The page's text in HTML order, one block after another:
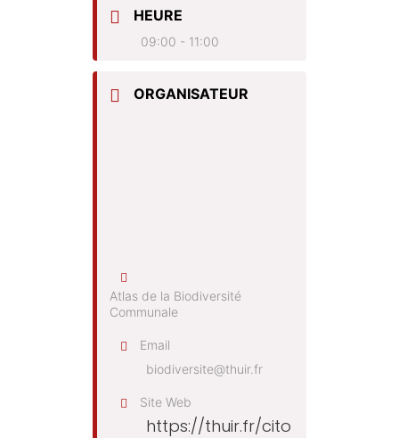
HEURE
09:00 - 11:00
ORGANISATEUR
Atlas de la Biodiversité
Communale
Email
biodiversite@thuir.fr
Site Web
https://thuir.fr/cito